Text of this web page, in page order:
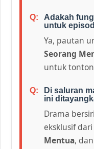
Adakah
untuk
Ya, pautan
Seorang
untuk
Di saluran
ini
Drama
eksklusif
Mentua,